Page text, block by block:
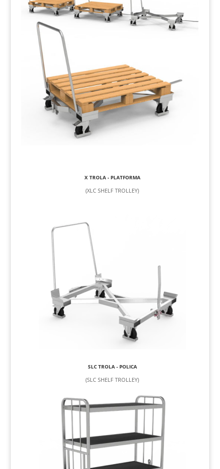
X TROLA - PLATFORMA
(XLC SHELF TROLLEY)
SLC TROLA - POLICA
(SLC SHELF TROLLEY)